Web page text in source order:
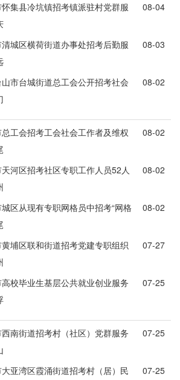
集县冷坑镇招考镇派驻村党群服
08-04
城区横荷街道办事处招考后勤服
08-03
市台城街道总工会公开招考社会
08-02
工会招考工会社会工作者及维权
告
08-02
河区招考社区专职工作人员52人
08-02
区从现有专职网格员中招考“网格
告
08-02
埔区联和街道招考党建专职组织
07-27
校毕业生基层公共就业创业服务
07-25
南街道招考村（社区）党群服务
项的通知
07-25
亚湾区霞涌街道招考村（居）民
07-25